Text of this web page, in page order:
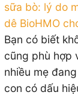
sữa bò: lý do
dê BioHMO
Bạn có biết
cũng phù hợp
nhiều mẹ
con có dấu